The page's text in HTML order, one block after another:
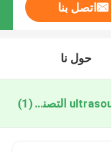
اتصل بنا
حول نا
ultrasound transducer probe sh 101 التصنيع عبر الإنترنت (1)